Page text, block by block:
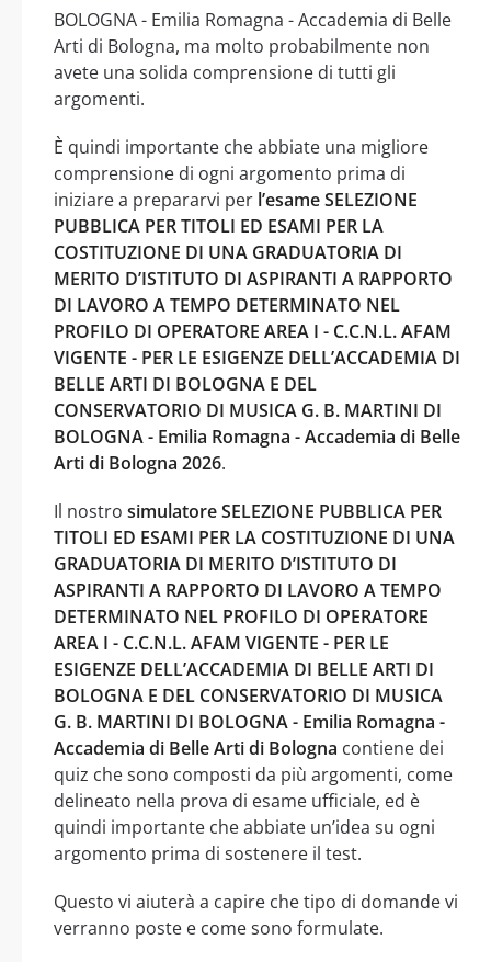
BOLOGNA - Emilia Romagna - Accademia di Belle
Arti di Bologna, ma molto probabilmente non
avete una solida comprensione di tutti gli
argomenti.
È quindi importante che abbiate una migliore
comprensione di ogni argomento prima di
iniziare a prepararvi per l’esame SELEZIONE
PUBBLICA PER TITOLI ED ESAMI PER LA
COSTITUZIONE DI UNA GRADUATORIA DI
MERITO D’ISTITUTO DI ASPIRANTI A RAPPORTO
DI LAVORO A TEMPO DETERMINATO NEL
PROFILO DI OPERATORE AREA I - C.C.N.L. AFAM
VIGENTE - PER LE ESIGENZE DELL’ACCADEMIA DI
BELLE ARTI DI BOLOGNA E DEL
CONSERVATORIO DI MUSICA G. B. MARTINI DI
BOLOGNA - Emilia Romagna - Accademia di Belle
Arti di Bologna 2026.
Il nostro simulatore SELEZIONE PUBBLICA PER
TITOLI ED ESAMI PER LA COSTITUZIONE DI UNA
GRADUATORIA DI MERITO D’ISTITUTO DI
ASPIRANTI A RAPPORTO DI LAVORO A TEMPO
DETERMINATO NEL PROFILO DI OPERATORE
AREA I - C.C.N.L. AFAM VIGENTE - PER LE
ESIGENZE DELL’ACCADEMIA DI BELLE ARTI DI
BOLOGNA E DEL CONSERVATORIO DI MUSICA
G. B. MARTINI DI BOLOGNA - Emilia Romagna -
Accademia di Belle Arti di Bologna contiene dei
quiz che sono composti da più argomenti, come
delineato nella prova di esame ufficiale, ed è
quindi importante che abbiate un’idea su ogni
argomento prima di sostenere il test.
Questo vi aiuterà a capire che tipo di domande vi
verranno poste e come sono formulate.